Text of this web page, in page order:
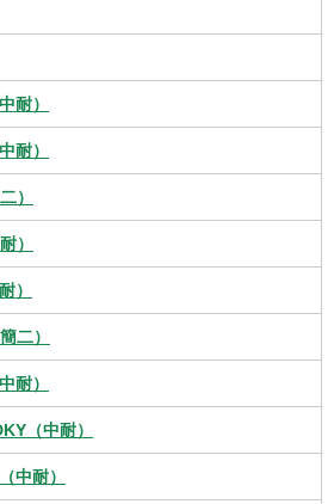
耐）
耐）
）
）
）
二）
耐）
（中耐）
中耐）